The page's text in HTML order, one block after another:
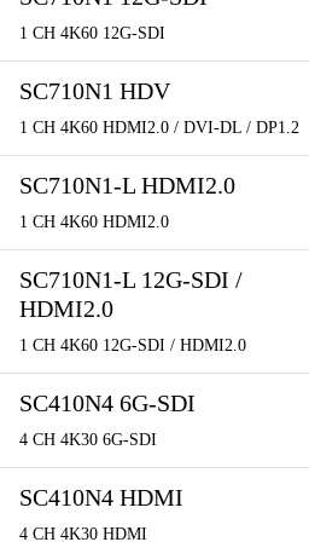
1 CH 4K60 12G-SDI
SC710N1 HDV
1 CH 4K60 HDMI2.0 / DVI-DL / DP1.2
SC710N1-L HDMI2.0
1 CH 4K60 HDMI2.0
SC710N1-L 12G-SDI /
HDMI2.0
1 CH 4K60 12G-SDI / HDMI2.0
SC410N4 6G-SDI
4 CH 4K30 6G-SDI
SC410N4 HDMI
4 CH 4K30 HDMI